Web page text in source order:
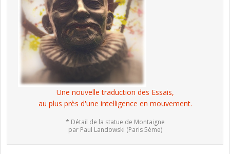
Une nouvelle traduction des Essais,
au plus près d'une intelligence en mouvement.
* Détail de la statue de Montaigne
par Paul Landowski (Paris 5ème)